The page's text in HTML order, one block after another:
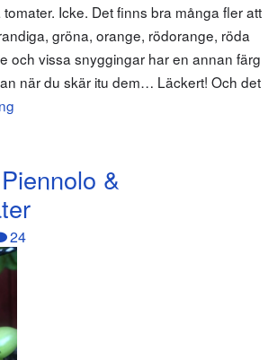
Icke. Det finns bra många fler att
gröna, orange, rödorange, röda
och vissa snyggingar har en annan färg
när du skär itu dem… Läckert! Och det
&
24